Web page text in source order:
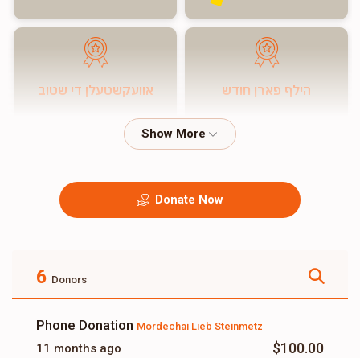
הילף פארן חודש אוועקשטעלן די שטוב
Donate Now
6 Donors
Phone Donation Mordechai Lieb Steinmetz
11 months ago $100.00